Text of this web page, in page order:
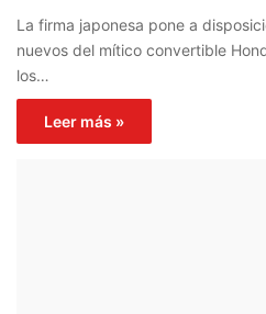
La firma japonesa pone a
nuevos del mítico convertible
los…
Leer más »